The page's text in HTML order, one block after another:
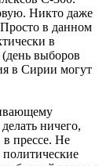
Никто даже
Просто в данном
в
выборов
в Сирии могут
ничего,
прессе. Не
политические